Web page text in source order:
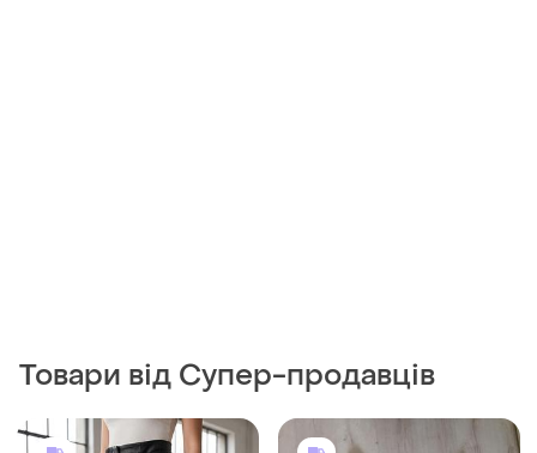
Товари від Супер-продавців